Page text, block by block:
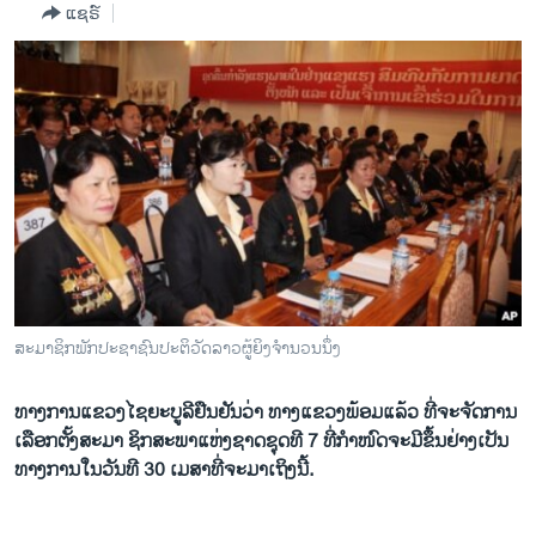
ໂລກ
ເອເຊຍ
ອິດສະຫຼະພາບດ້ານການຂ່າວ
ຊີວິດຊາວລາວ
ຊຸມຊົນຊາວລາວ
ວິທະຍາສາດ-ເທັກໂນໂລຈີ
ທຸລະກິດ
ພາສາອັງກິດ
ສຽງ
ລາຍການກະຈາຍສຽງ
ຕິດຕາມພວກເຮົາ ທີ່
ແຊຣ໌
ສະມາຊິກພັກປະຊາຊົນປະຕິວັດລາວຜູ້ຍິງຈຳນວນນຶ່ງ
ທາງ​ການແຂວງ​ໄຊ​ຍະ​ບູລີຢືນຢັນ​ວ່າ ທາງ​ແຂວງ​ພ້ອມ​ແລ້ວ ທີ່​ຈະ​ຈັດການ​
ເລືອກ​ຕັ້ງສະມາ ຊິກສະພາ​ແຫ່ງ​ຊາດຊຸດ​ທີ 7 ທີ່​ກໍາໜົດຈະ​ມີ​ຂຶ້ນຢ່າງ​ເປັນ​
ທາງ​ການ​ໃນ​ວັນ​ທີ 30 ​ເມສາ​ທີ່​ຈະ​ມາ​ເຖິງ​ນີ້.